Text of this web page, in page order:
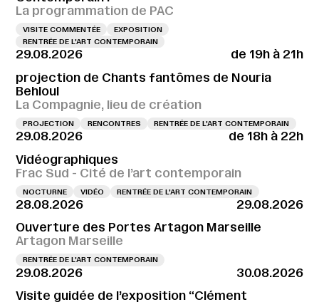
La programmation de PAC
VISITE COMMENTÉE
EXPOSITION
RENTRÉE DE L'ART CONTEMPORAIN
29.08.2026
de 19h à 21h
projection de Chants fantômes de Nouria
Behloul
La Compagnie, lieu de création
PROJECTION RENCONTRES RENTRÉE DE L'ART CONTEMPORAIN
29.08.2026
de 18h à 22h
Vidéographiques
Frac Sud - Cité de l’art contemporain
NOCTURNE VIDÉO RENTRÉE DE L'ART CONTEMPORAIN
28.08.2026
29.08.2026
Ouverture des Portes Artagon Marseille
Artagon Marseille
RENTRÉE DE L'ART CONTEMPORAIN
29.08.2026
30.08.2026
Visite guidée de l’exposition “Clément